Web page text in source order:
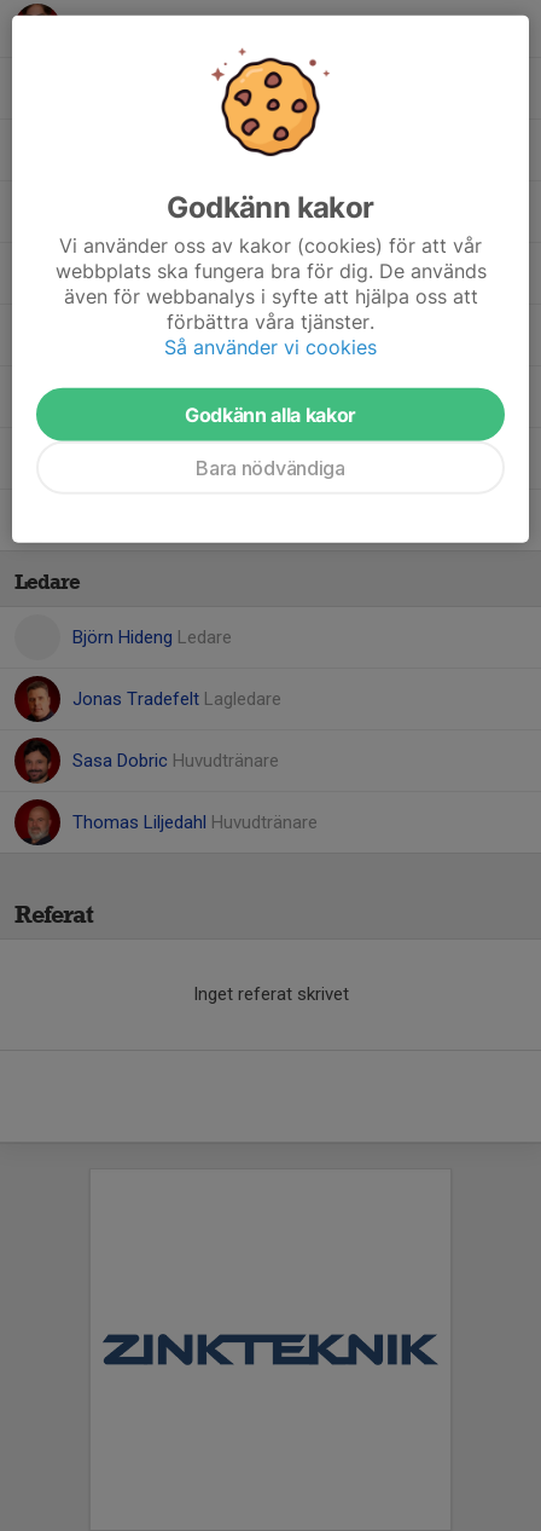
22. Anton Henningsson
23. Liam Hideng
25. Valon Krasniqi
30. Marin Masatovic
Daniel Steinkühler
Ledare
Björn Hideng Ledare
Jonas Tradefelt Lagledare
Sasa Dobric Huvudtränare
Thomas Liljedahl Huvudtränare
Referat
Inget referat skrivet
Godkänn kakor
Vi använder oss av kakor (cookies) för att vår
webbplats ska fungera bra för dig. De används
även för webbanalys i syfte att hjälpa oss att
förbättra våra tjänster.
Så använder vi cookies
Godkänn alla kakor
Bara nödvändiga